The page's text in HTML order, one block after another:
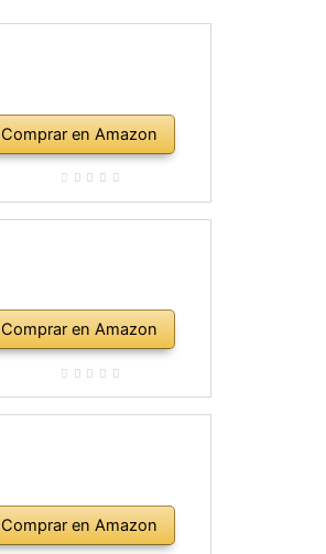
Comprar en Amazon
Comprar en Amazon
Comprar en Amazon